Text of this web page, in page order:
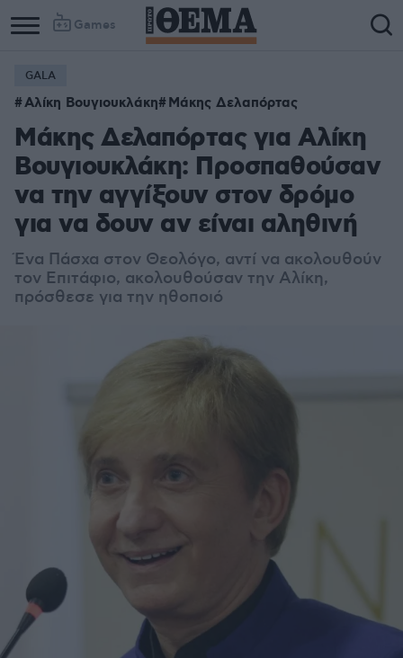
Games
GALA
Αλίκη Βουγιουκλάκη Μάκης Δελαπόρτας
Μάκης Δελαπόρτας για Αλίκη
Βουγιουκλάκη: Προσπαθούσαν
να την αγγίξουν στον δρόμο
για να δουν αν είναι αληθινή
Ένα Πάσχα στον Θεολόγο, αντί να ακολουθούν
τον Επιτάφιο, ακολουθούσαν την Αλίκη,
πρόσθεσε για την ηθοποιό